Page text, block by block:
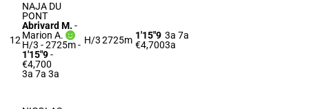
12
NAJA DU
PONT
Abrivard M. -
Marion A.
H/3 - 2725m-
1'15"9-
€4,700
3a 7a 3a
H/32725m 1'15"9
€4,700
3a 7a
3a